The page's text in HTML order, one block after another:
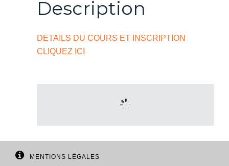
Description
DETAILS DU COURS ET INSCRIPTION
CLIQUEZ ICI
MENTIONS LÉGALES